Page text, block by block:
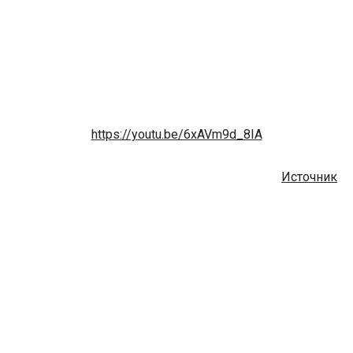
https://youtu.be/6xAVm9d_8IA
Источник